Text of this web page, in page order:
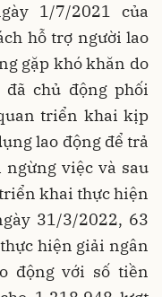
1/7/2021 của
hỗ trợ người lao
gặp khó khăn do
đã chủ động phối
triển khai kịp
lao động để trả
việc và sau
khai thực hiện
31/3/2022, 63
hiện giải ngân
động với số tiền